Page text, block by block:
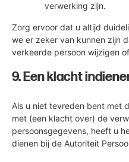
verwerking zijn.
Zorg ervoor dat u altijd
we er zeker van kunnen zijn
verkeerde persoon wijzigen
9. Een klacht
Als u niet tevreden bent met
met (een klacht over) de
persoonsgegevens, heeft u
dienen bij de Autoriteit